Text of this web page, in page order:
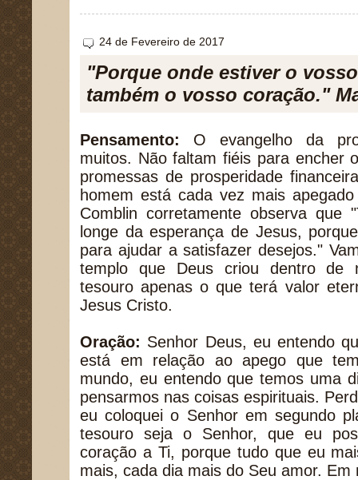
24 de Fevereiro de 2017
"Porque onde estiver o
também o vosso coração."
Pensamento: O evangelho da
muitos. Não faltam fiéis para encher
promessas de prosperidade
homem está cada vez mais
Comblin corretamente observa que
longe da esperança de Jesus,
para ajudar a satisfazer desejos."
templo que Deus criou dentro de
tesouro apenas o que terá valor
Jesus Cristo.
Oração: Senhor Deus, eu entendo
está em relação ao apego que
mundo, eu entendo que temos uma
pensarmos nas coisas espirituais.
eu coloquei o Senhor em segundo
tesouro seja o Senhor, que eu
coração a Ti, porque tudo que eu
mais, cada dia mais do Seu amor.